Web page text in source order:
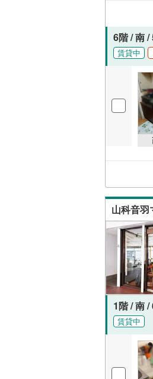
6階 / 南
賃貸中
山科音
1階 / 南
賃貸中